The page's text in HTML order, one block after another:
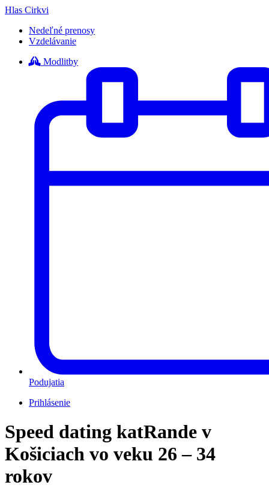
Hlas Cirkvi
Nedeľné prenosy
Vzdelávanie
Modlitby
Podujatia
Prihlásenie
Speed dating katRande v
Košiciach vo veku 26 – 34
rokov